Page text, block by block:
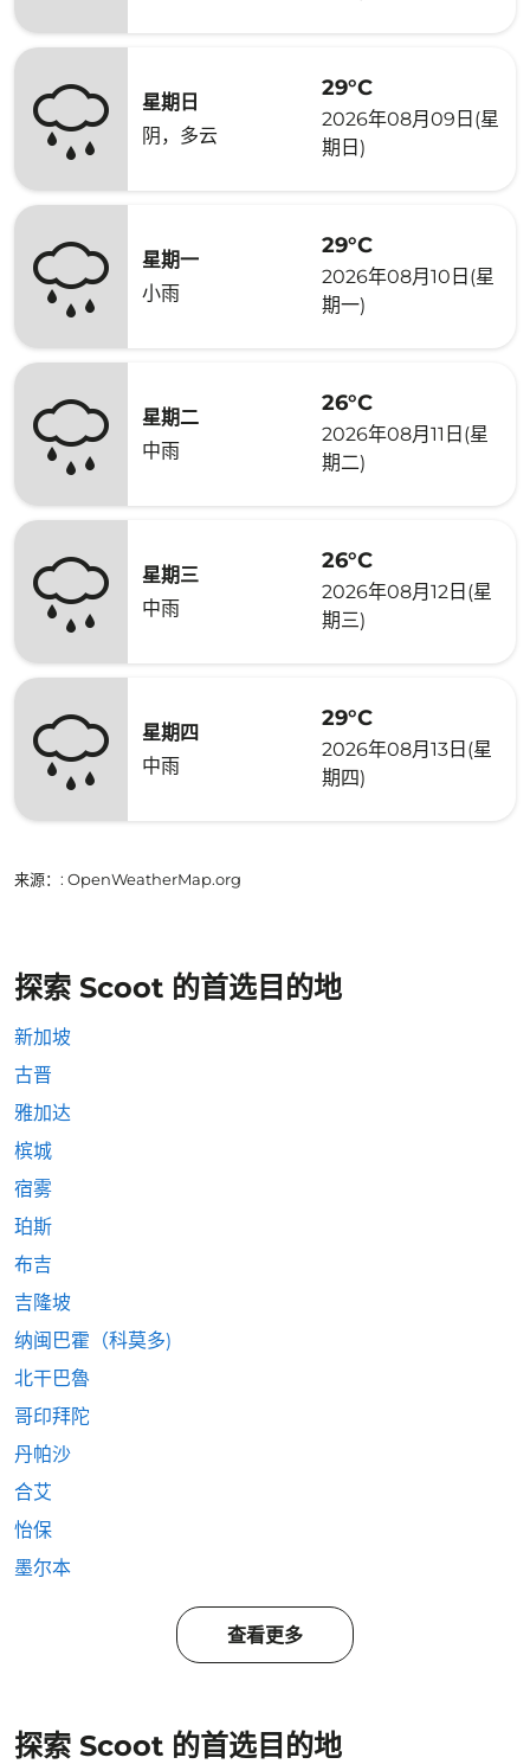
星期日
阴，多云
29°C
2026年08月09日(星
期日)
星期一
小雨
29°C
2026年08月10日(星
期一)
星期二
中雨
26°C
2026年08月11日(星
期二)
星期三
中雨
26°C
2026年08月12日(星
期三)
星期四
中雨
29°C
2026年08月13日(星
期四)
来源： : OpenWeatherMap.org
探索 Scoot 的首选目的地
新加坡
古晋
雅加达
槟城
宿雾
珀斯
布吉
吉隆坡
纳闽巴霍（科莫多)
北干巴魯
哥印拜陀
丹帕沙
合艾
怡保
墨尔本
查看更多
探索 Scoot 的首选目的地